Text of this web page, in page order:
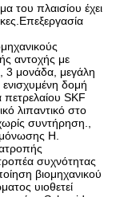
του πλαισίου έχει
αντοχής με
3 μονάδα, μεγάλη
δομή
SKF
λιπαντικό στο
συντήρηση.,
μόνωσης H.
συχνότητας
βιομηχανικού
υιοθετεί